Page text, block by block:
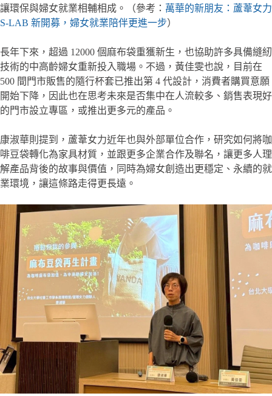
讓環保與婦女就業相輔相成。（參考： 萬華的新朋友：蘆葦女力
S-LAB 新開募，婦女就業陪伴更進一步）
長年下來，超過 12000 個麻布袋重獲新生，也協助許多具備縫紉
技術的中高齡婦女重新投入職場。不過，黃佳雯也說，目前在
500 間門市販售的隨行杯套已推出第 4 代設計，消費者購買意願
開始下降，因此也在思考未來是否集中在人流較多、銷售表現好
的門市設立專區，或推出更多元的產品。
康淑華則提到，蘆葦女力近年也與外部單位合作，研究如何將咖
啡豆袋轉化為家具材質，並跟更多企業合作及聯名，讓更多人理
解產品背後的故事與價值，同時為婦女創造出更穩定、永續的就
業環境，讓這條路走得更長遠。